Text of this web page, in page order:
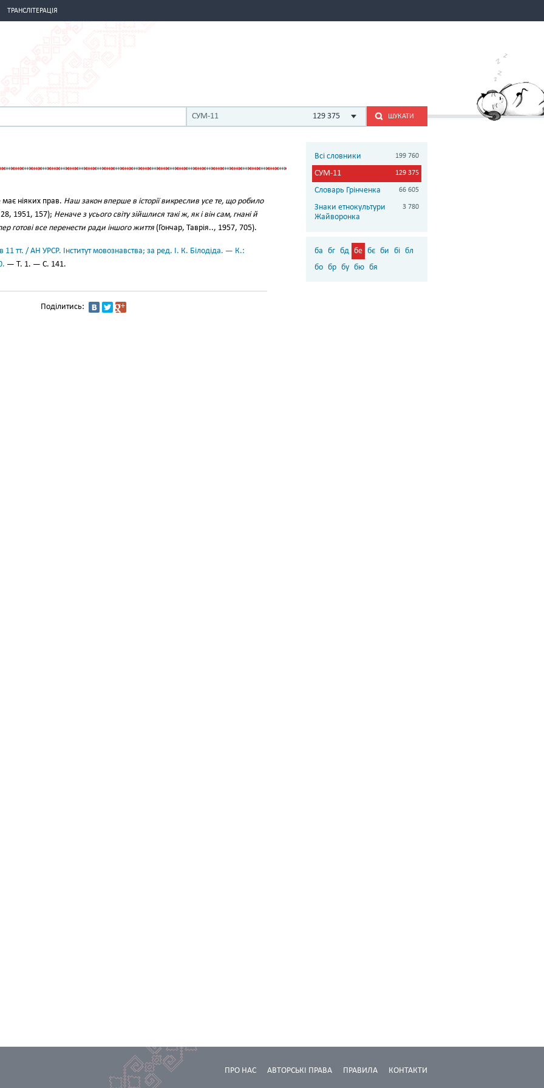
ТРАНСЛІТЕРАЦІЯ
СУМ-11 129 375 ШУКАТИ
ніяких прав. Наш закон вперше в історії викреслив усе те, що робило
1951, 157); Неначе з усього світу зійшлися такі ж, як і він сам, гнані й
готові все перенести ради іншого життя (Гончар, Таврія.., 1957, 705).
11 тт. / АН УРСР. Інститут мовознавства; за ред. І. К. Білодіда. — К.:
— Т. 1. — С. 141.
Поділитись:
Всі словники 199 760
СУМ-11 129 375
Словарь Грінченка 66 605
Знаки етнокультури
Жайворонка
3 780
ба бг бд бе бє би бі бл
бо бр бу бю бя
КОНТАКТИ
ПРАВИЛА
АВТОРСЬКІ ПРАВА
ПРО НАС